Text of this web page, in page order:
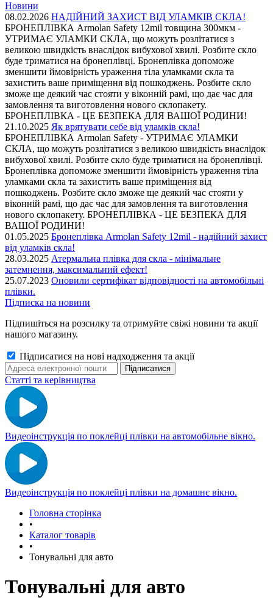
Новини
08.02.2026 НАДІЙНИЙ ЗАХИСТ ВІД УЛАМКІВ СКЛА!
БРОНЕПЛІВКА Armolan Safety 12mil товщина 300мкм -
УТРИМАЄ УЛАМКИ СКЛА, що можуть розлітатися з
великою швидкість внаслідок вибухової хвилі. Розбите скло
буде триматися на бронеплівці. Бронеплівка допоможе
зменшити ймовірність ураження тіла уламками скла та
захистить ваше приміщення від пошкоджень. Розбите скло
зможе ще деякий час стояти у віконній рамі, що дає час для
замовлення та виготовлення нового склопакету.
БРОНЕПЛІВКА - ЦЕ БЕЗПЕКА ДЛЯ ВАШОЇ РОДИНИ!
21.10.2025 Як врятувати себе від уламків скла!
БРОНЕПЛІВКА Armolan Safety - УТРИМАЄ УЛАМКИ
СКЛА, що можуть розлітатися з великою швидкість внаслідок
вибухової хвилі. Розбите скло буде триматися на бронеплівці.
Бронеплівка допоможе зменшити ймовірність ураження тіла
уламками скла та захистить ваше приміщення від
пошкоджень. Розбите скло зможе ще деякий час стояти у
віконній рамі, що дає час для замовлення та виготовлення
нового склопакету. БРОНЕПЛІВКА - ЦЕ БЕЗПЕКА ДЛЯ
ВАШОЇ РОДИНИ!
01.05.2025 Бронеплівка Armolan Safety 12mil - надійний захист
від уламків скла!
28.03.2025 Атермальна плівка для скла - мінімальне
затемнення, максимальний ефект!
25.07.2023 Оновили сертифікат відповідності на автомобільні
плівки.
Підписка на новини
Підпишіться на розсилку та отримуйте свіжі новини та акції
нашого магазину.
Підписатися на нові надходження та акції
Статті та керівництва
Видеоінструкція по поклейці плівки на автомобільне вікно.
Видеоінструкція по поклейці плівки на домашнє вікно.
Головна сторінка
•
Каталог товарів
•
Тонувальні для авто
Тонувальні для авто